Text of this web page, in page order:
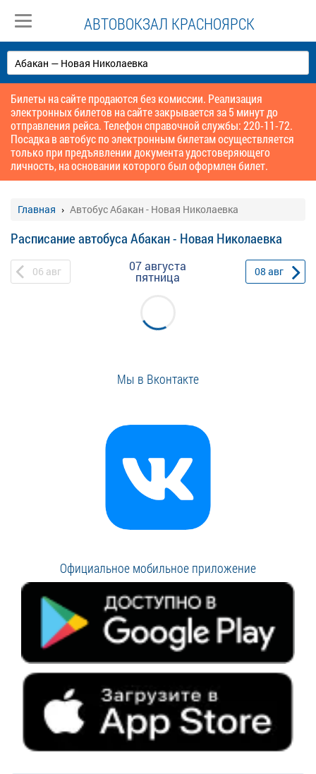
АВТОВОКЗАЛ КРАСНОЯРСК
Билеты на сайте продаются без комиссии. Реализация
электронных билетов на сайте закрывается за 5 минут до
отправления рейса. Телефон справочной службы: 220-11-72.
Посадка в автобус по электронным билетам осуществляется
только при предъявлении документа удостоверяющего
личность, на основании которого был оформлен билет.
Главная Автобус Абакан - Новая Николаевка
Расписание автобуса Абакан - Новая Николаевка
06 авг 07 августа
пятница 08 авг
Мы в Вконтакте
Официальное мобильное приложение